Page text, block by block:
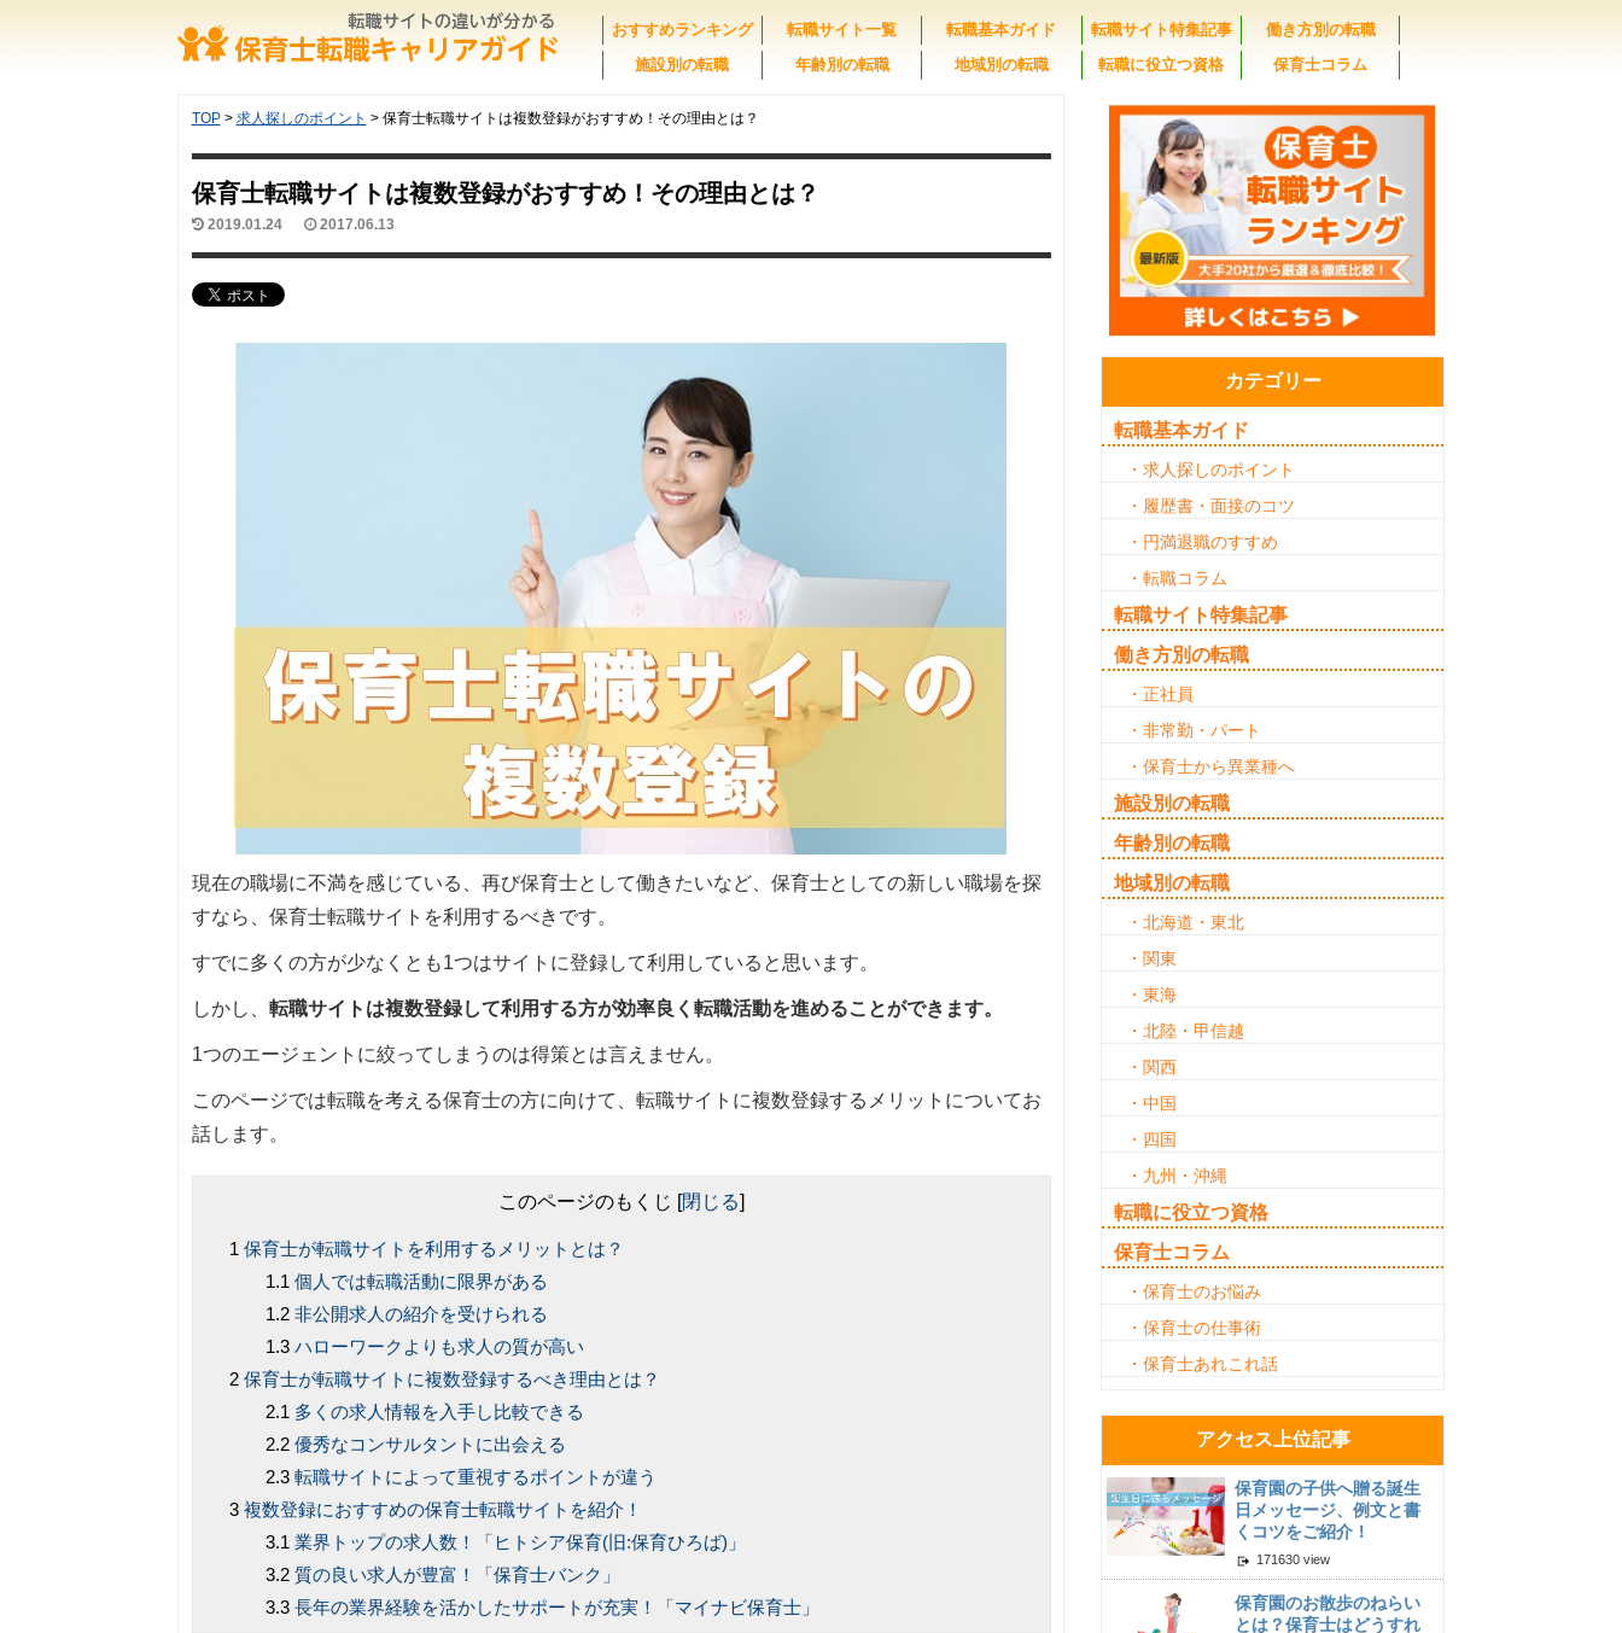
おすすめランキング 転職サイト一覧 転職基本ガイド 転職サイト特集記事
働き方別の転職
施設別の転職
年齢別の転職 地域別の転職 転職に役立つ資格 保育士コラム
TOP> 求人探しのポイント > 保育士転職サイトは複数登録がおすすめ！その理由とは？
保育士転職サイトは複数登録がおすすめ！その理由とは？
2019.01.24 2017.06.13
現在の職場に不満を感じている、再び保育士として働きたいなど、保育士としての新しい職場を探
すなら、保育士転職サイトを利用するべきです。
すでに多くの方が少なくとも1つはサイトに登録して利用していると思います。
しかし、 転職サイトは複数登録して利用する方が効率良く転職活動を進めることができます。
1つのエージェントに絞ってしまうのは得策とは言えません。
このページでは転職を考える保育士の方に向けて、転職サイトに複数登録するメリットについてお
話します。
このページのもくじ [閉じる]
保育士が転職サイトを利用するメリットとは？
個人では転職活動に限界がある
非公開求人の紹介を受けられる
ハローワークよりも求人の質が高い
保育士が転職サイトに複数登録するべき理由とは？
多くの求人情報を入手し比較できる
優秀なコンサルタントに出会える
転職サイトによって重視するポイントが違う
複数登録におすすめの保育士転職サイトを紹介！
業界トップの求人数！「ヒトシア保育(旧:保育ひろば)」
質の良い求人が豊富！「保育士バンク」
長年の業界経験を活かしたサポートが充実！「マイナビ保育士」
カテゴリー
転職基本ガイド
・求人探しのポイント
・履歴書・面接のコツ
・円満退職のすすめ
・転職コラム
転職サイト特集記事
働き方別の転職
・正社員
・非常勤・パート
・保育士から異業種へ
施設別の転職
年齢別の転職
地域別の転職
・北海道・東北
・関東
・東海
・北陸・甲信越
・関西
・中国
・四国
・九州・沖縄
転職に役立つ資格
保育士コラム
・保育士のお悩み
・保育士の仕事術
・保育士あれこれ話
アクセス上位記事
保育園の子供へ贈る誕生
日メッセージ、例文と書
くコツをご紹介！
171630 view
保育園のお散歩のねらい
とは？保育士はどうすれ